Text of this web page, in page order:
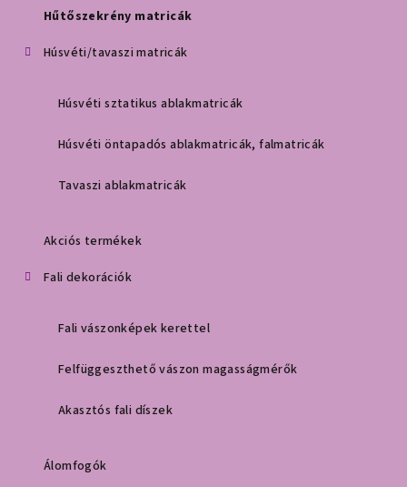
Hűtőszekrény matricák
Húsvéti/tavaszi matricák
Húsvéti sztatikus ablakmatricák
Húsvéti öntapadós ablakmatricák, falmatricák
Tavaszi ablakmatricák
Akciós termékek
Fali dekorációk
Fali vászonképek kerettel
Felfüggeszthető vászon magasságmérők
Akasztós fali díszek
Álomfogók